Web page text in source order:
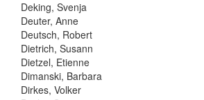
Deking, Svenja
Deuter, Anne
Deutsch, Robert
Dietrich, Susann
Dietzel, Etienne
Dimanski, Barbara
Dirkes, Volker